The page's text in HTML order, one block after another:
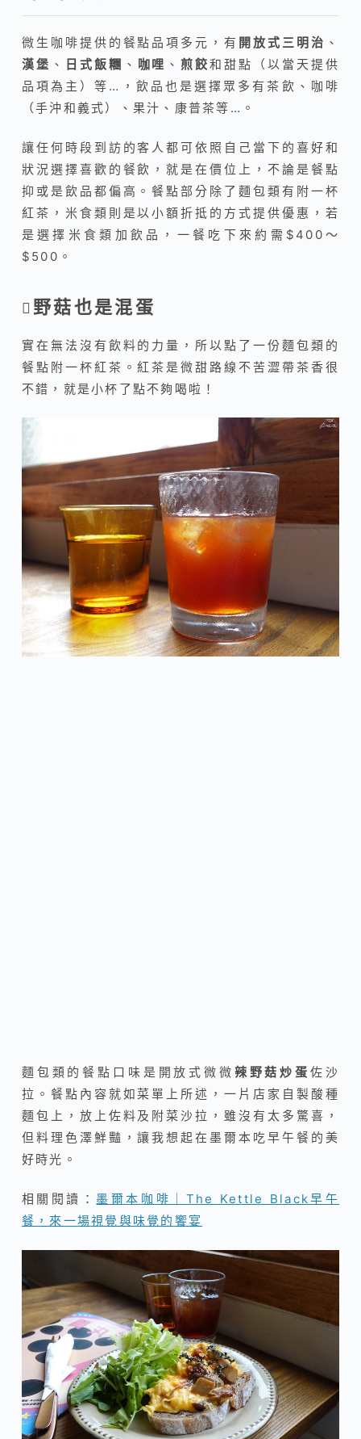
微生咖啡提供的餐點品項多元，有 開放式三明治 、
漢堡 、 日式飯糰 、 咖哩 、煎餃和甜點（以當天提供
品項為主）等…，飲品也是選擇眾多有茶飲 、咖啡
（手沖和義式）
、果汁 、康普茶等…。
讓任何時段到訪的客人都可依照自己當下的喜好和
狀況選擇喜歡的餐飲，就是在價位上，不論是餐點
抑或是飲品都偏高。餐點部分除了麵包類有附一杯
紅茶，米食類則是以小額折抵的方式提供優惠，若
是選擇米食類加飲品，一餐吃下來約需$400～
$500。
野菇也是混蛋
實在無法沒有飲料的力量，所以點了一份麵包類的
餐點附一杯紅茶。紅茶是微甜路線不苦澀帶茶香很
不錯，就是小杯了點不夠喝啦！
麵包類的餐點口味是開放式微微 辣野菇炒蛋佐沙
拉。餐點內容就如菜單上所述，一片店家自製酸種
麵包上，放上佐料及附菜沙拉，雖沒有太多驚喜，
但料理色澤鮮豔，讓我想起在墨爾本吃早午餐的美
好時光。
相關閱讀：墨爾本咖啡｜The Kettle Black早午
餐，來一場視覺與味覺的饗宴